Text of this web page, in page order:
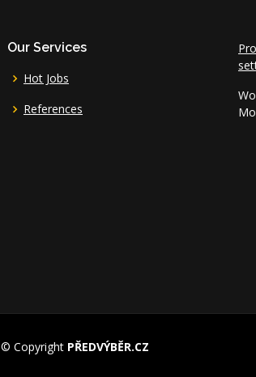
Our Services
Hot Jobs
References
© Copyright PŘEDVÝBĚR.CZ